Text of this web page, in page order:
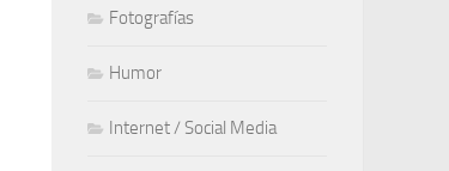
Fotografías
Humor
Internet / Social Media